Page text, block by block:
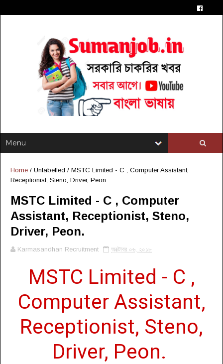
Home / Unlabelled / MSTC Limited - C , Computer Assistant,
Receptionist, Steno, Driver, Peon.
MSTC Limited - C , Computer
Assistant, Receptionist, Steno,
Driver, Peon.
Karmasandhan Recruitment অক্টোবর ০৬, ২০১৮
MSTC Limited - C ,
Computer Assistant,
Receptionist, Steno,
Driver, Peon.